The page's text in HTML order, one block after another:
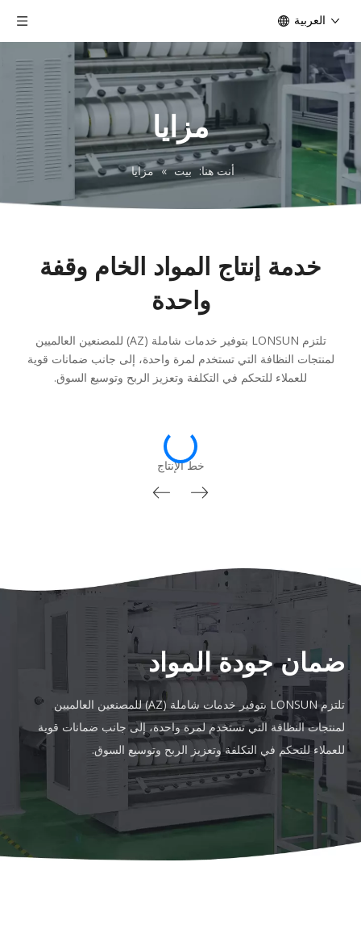
العربية
مزايا
أنت هنا: بيت » مزايا
خدمة إنتاج المواد الخام وقفة
واحدة
تلتزم LONSUN بتوفير خدمات شاملة (AZ) للمصنعين العالميين
لمنتجات النظافة التي تستخدم لمرة واحدة، إلى جانب ضمانات قوية
للعملاء للتحكم في التكلفة وتعزيز الربح وتوسيع السوق.
خط الإنتاج
ضمان جودة المواد
تلتزم LONSUN بتوفير خدمات شاملة (AZ) للمصنعين العالميين
لمنتجات النظافة التي تستخدم لمرة واحدة، إلى جانب ضمانات قوية
للعملاء للتحكم في التكلفة وتعزيز الربح وتوسيع السوق.